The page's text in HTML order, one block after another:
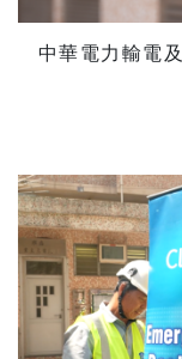
中華電力輸電